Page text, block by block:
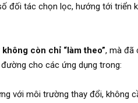
đối tác chọn lọc, hướng tới triển
không còn chỉ “làm theo”, mà đã
cho các ứng dụng trong:
với môi trường thay đổi, không